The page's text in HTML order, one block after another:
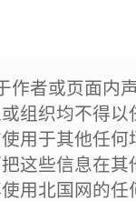
作者或页面内
组织均不得
用于其他任
这些信息在
用北国网的